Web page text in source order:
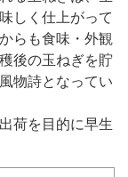
しく仕上がって
らも食味・外観
後の玉ねぎを貯
物詩となってい
荷を目的に早生